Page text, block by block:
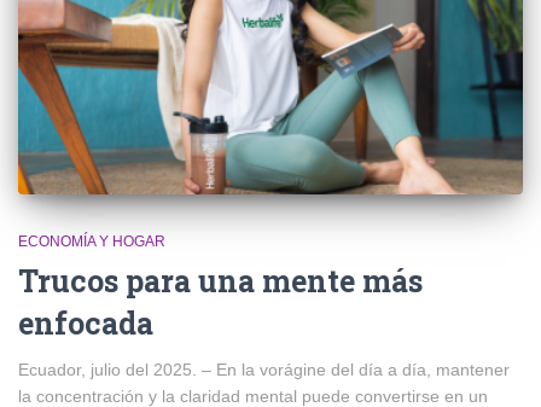
ECONOMÍA Y HOGAR
Trucos para una mente más
enfocada
Ecuador, julio del 2025. – En la vorágine del día a día, mantener
la concentración y la claridad mental puede convertirse en un